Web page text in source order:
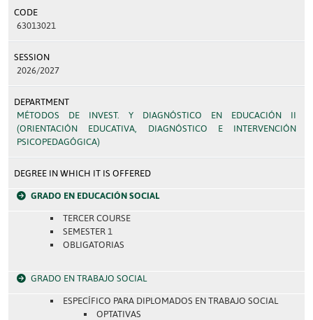
CODE
63013021
SESSION
2026/2027
DEPARTMENT
MÉTODOS DE INVEST. Y DIAGNÓSTICO EN EDUCACIÓN II
(ORIENTACIÓN EDUCATIVA, DIAGNÓSTICO E INTERVENCIÓN
PSICOPEDAGÓGICA)
DEGREE IN WHICH IT IS OFFERED
GRADO EN EDUCACIÓN SOCIAL
TERCER COURSE
SEMESTER 1
OBLIGATORIAS
GRADO EN TRABAJO SOCIAL
ESPECÍFICO PARA DIPLOMADOS EN TRABAJO SOCIAL
OPTATIVAS